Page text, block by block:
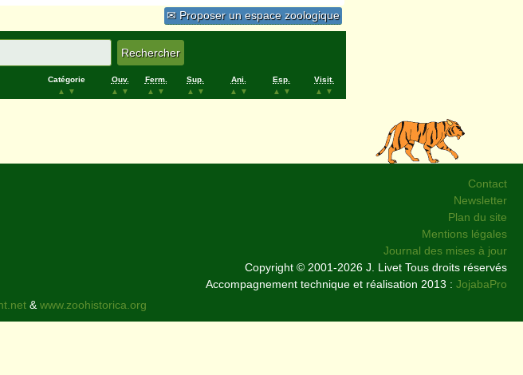
✉ Proposer un espace zoologique
Catégorie
▲
▼
Ouv.
▲
▼
Ferm.
▲
▼
Sup.
▲
▼
Ani.
▲
▼
Esp.
▲
▼
Visit.
▲
▼
Contact
Newsletter
Plan du site
Mentions légales
Journal des mises à jour
Copyright © 2001-2026 J. Livet Tous droits réservés
Accompagnement technique et réalisation 2013 : JojabaPro
&www.zoohistorica.org